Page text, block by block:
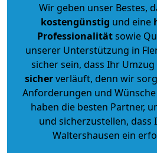
Wir geben unser Bestes,
kostengünstig und eine
Professionalitätsowie
unserer Unterstützung in
sicher sein, dass Ihr Umzug
sicherverläuft, denn wir
Anforderungen und
haben die besten Partner,
und sicherzustellen, dass
Waltershausen ein